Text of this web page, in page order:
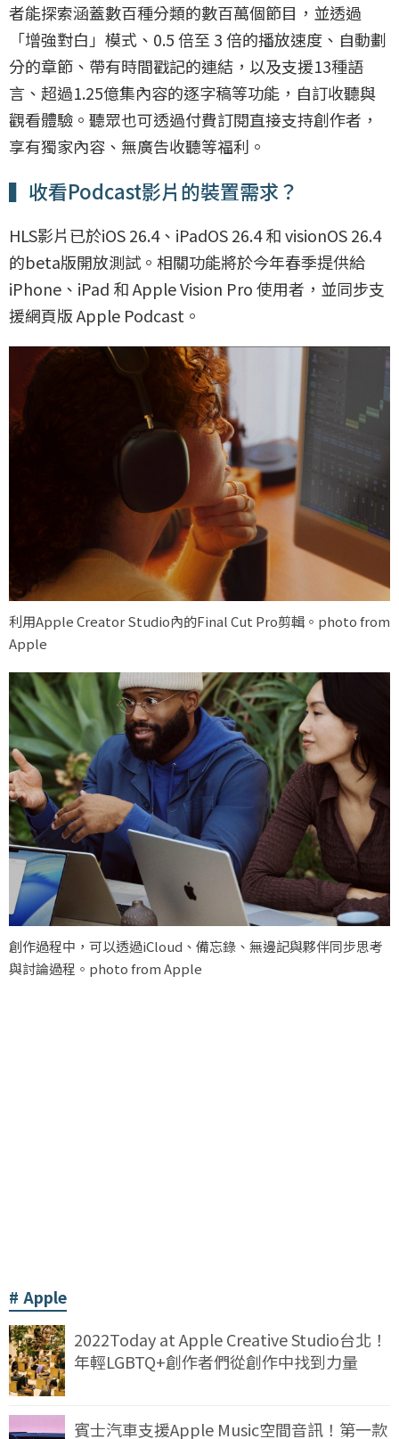
者能探索涵蓋數百種分類的數百萬個節目，並透過
「增強對白」模式、0.5 倍至 3 倍的播放速度、自動劃
分的章節、帶有時間戳記的連結，以及支援13種語
言、超過1.25億集內容的逐字稿等功能，自訂收聽與
觀看體驗。聽眾也可透過付費訂閱直接支持創作者，
享有獨家內容、無廣告收聽等福利。
▍收看Podcast影片的裝置需求？
HLS影片已於iOS 26.4、iPadOS 26.4 和 visionOS 26.4
的beta版開放測試。相關功能將於今年春季提供給
iPhone、iPad 和 Apple Vision Pro 使用者，並同步支
援網頁版 Apple Podcast。
利用Apple Creator Studio內的Final Cut Pro剪輯。photo from
Apple
創作過程中，可以透過iCloud、備忘錄、無邊記與夥伴同步思考
與討論過程。photo from Apple
Apple
2022Today at Apple Creative Studio台北！
年輕LGBTQ+創作者們從創作中找到力量
賓士汽車支援Apple Music空間音訊！第一款